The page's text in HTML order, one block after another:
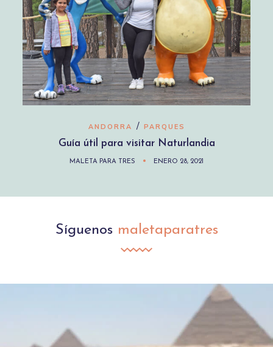
ANDORRA / PARQUES
Guía útil para visitar Naturlandia
MALETA PARA TRES ENERO 28, 2021
Síguenos maletaparatres